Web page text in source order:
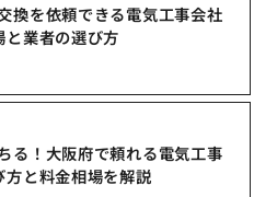
換を依頼できる電気工事会社
業者の選び方
る！大阪府で頼れる電気工事
と料金相場を解説